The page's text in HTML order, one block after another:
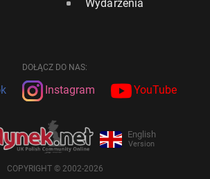
Wydarzenia
DOŁĄCZ DO NAS:
Instagram YouTube
English
Version
COPYRIGHT © 2002-2026